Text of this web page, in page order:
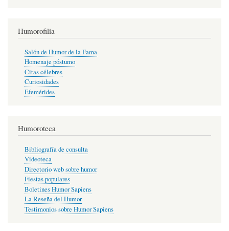
Humorofilia
Salón de Humor de la Fama
Homenaje póstumo
Citas célebres
Curiosidades
Efemérides
Humoroteca
Bibliografía de consulta
Videoteca
Directorio web sobre humor
Fiestas populares
Boletines Humor Sapiens
La Reseña del Humor
Testimonios sobre Humor Sapiens